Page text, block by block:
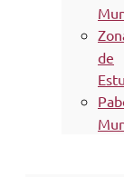
de